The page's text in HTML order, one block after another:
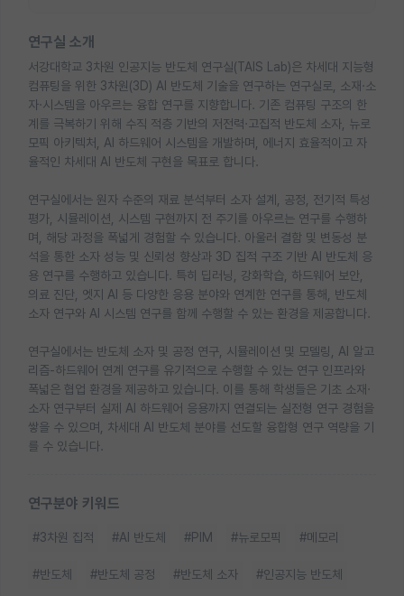
연구실 소개
서강대학교 3차원 인공지능 반도체 연구실(TAIS Lab)은 차세대 지능형
컴퓨팅을 위한 3차원(3D) AI 반도체 기술을 연구하는 연구실로, 소재·소
자·시스템을 아우르는 융합 연구를 지향합니다. 기존 컴퓨팅 구조의 한
계를 극복하기 위해 수직 적층 기반의 저전력·고집적 반도체 소자, 뉴로
모픽 아키텍처, AI 하드웨어 시스템을 개발하며, 에너지 효율적이고 자
율적인 차세대 AI 반도체 구현을 목표로 합니다.
연구실에서는 원자 수준의 재료 분석부터 소자 설계, 공정, 전기적 특성
평가, 시뮬레이션, 시스템 구현까지 전 주기를 아우르는 연구를 수행하
며, 해당 과정을 폭넓게 경험할 수 있습니다. 아울러 결함 및 변동성 분
석을 통한 소자 성능 및 신뢰성 향상과 3D 집적 구조 기반 AI 반도체 응
용 연구를 수행하고 있습니다. 특히 딥러닝, 강화학습, 하드웨어 보안,
의료 진단, 엣지 AI 등 다양한 응용 분야와 연계한 연구를 통해, 반도체
소자 연구와 AI 시스템 연구를 함께 수행할 수 있는 환경을 제공합니다.
연구실에서는 반도체 소자 및 공정 연구, 시뮬레이션 및 모델링, AI 알고
리즘-하드웨어 연계 연구를 유기적으로 수행할 수 있는 연구 인프라와
폭넓은 협업 환경을 제공하고 있습니다. 이를 통해 학생들은 기초 소재·
소자 연구부터 실제 AI 하드웨어 응용까지 연결되는 실전형 연구 경험을
쌓을 수 있으며, 차세대 AI 반도체 분야를 선도할 융합형 연구 역량을 기
를 수 있습니다.
연구분야 키워드
#3차원 집적 #AI 반도체 #PIM #뉴로모픽 #메모리
#반도체 #반도체 공정 #반도체 소자 #인공지능 반도체